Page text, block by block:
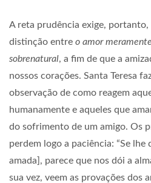
A reta prudência exige, portanto,
distinção entre o amor
sobrenatural, a fim de que a
nossos corações. Santa Teresa
observação de como reagem
humanamente e aqueles que
do sofrimento de um amigo. Os
perdem logo a paciência: “Se lhe
amada], parece que nos dói a
sua vez, veem as provações dos